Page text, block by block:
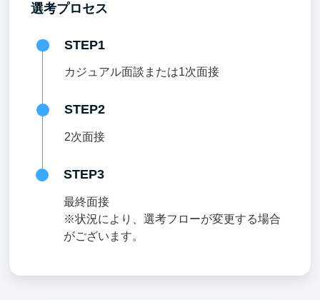
選考プロセス
STEP1
カジュアル面談または1次面接
STEP2
2次面接
STEP3
最終面接
※状況により、選考フローが変更する場合
がございます。